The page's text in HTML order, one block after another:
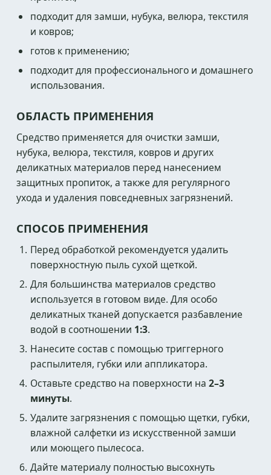
подходит для замши, нубука, велюра, текстиля
и ковров;
готов к применению;
подходит для профессионального и домашнего
использования.
ОБЛАСТЬ ПРИМЕНЕНИЯ
Средство применяется для очистки замши,
нубука, велюра, текстиля, ковров и других
деликатных материалов перед нанесением
защитных пропиток, а также для регулярного
ухода и удаления повседневных загрязнений.
СПОСОБ ПРИМЕНЕНИЯ
Перед обработкой рекомендуется удалить
поверхностную пыль сухой щеткой.
Для большинства материалов средство
используется в готовом виде. Для особо
деликатных тканей допускается разбавление
водой в соотношении 1:3.
Нанесите состав с помощью триггерного
распылителя, губки или аппликатора.
Оставьте средство на поверхности на2–3
минуты.
Удалите загрязнения с помощью щетки, губки,
влажной салфетки из искусственной замши
или моющего пылесоса.
Дайте материалу полностью высохнуть